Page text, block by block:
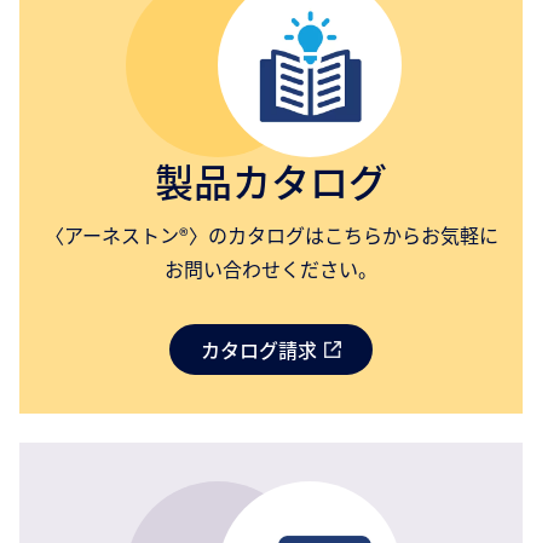
製品カタログ
〈アーネストン®〉のカタログはこちらからお気軽に
お問い合わせください。
カタログ請求